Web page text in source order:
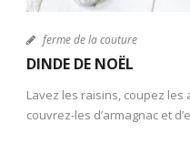
ferme de la couture
DINDE DE NOËL
Lavez les raisins, coupez les
couvrez-les d’armagnac et